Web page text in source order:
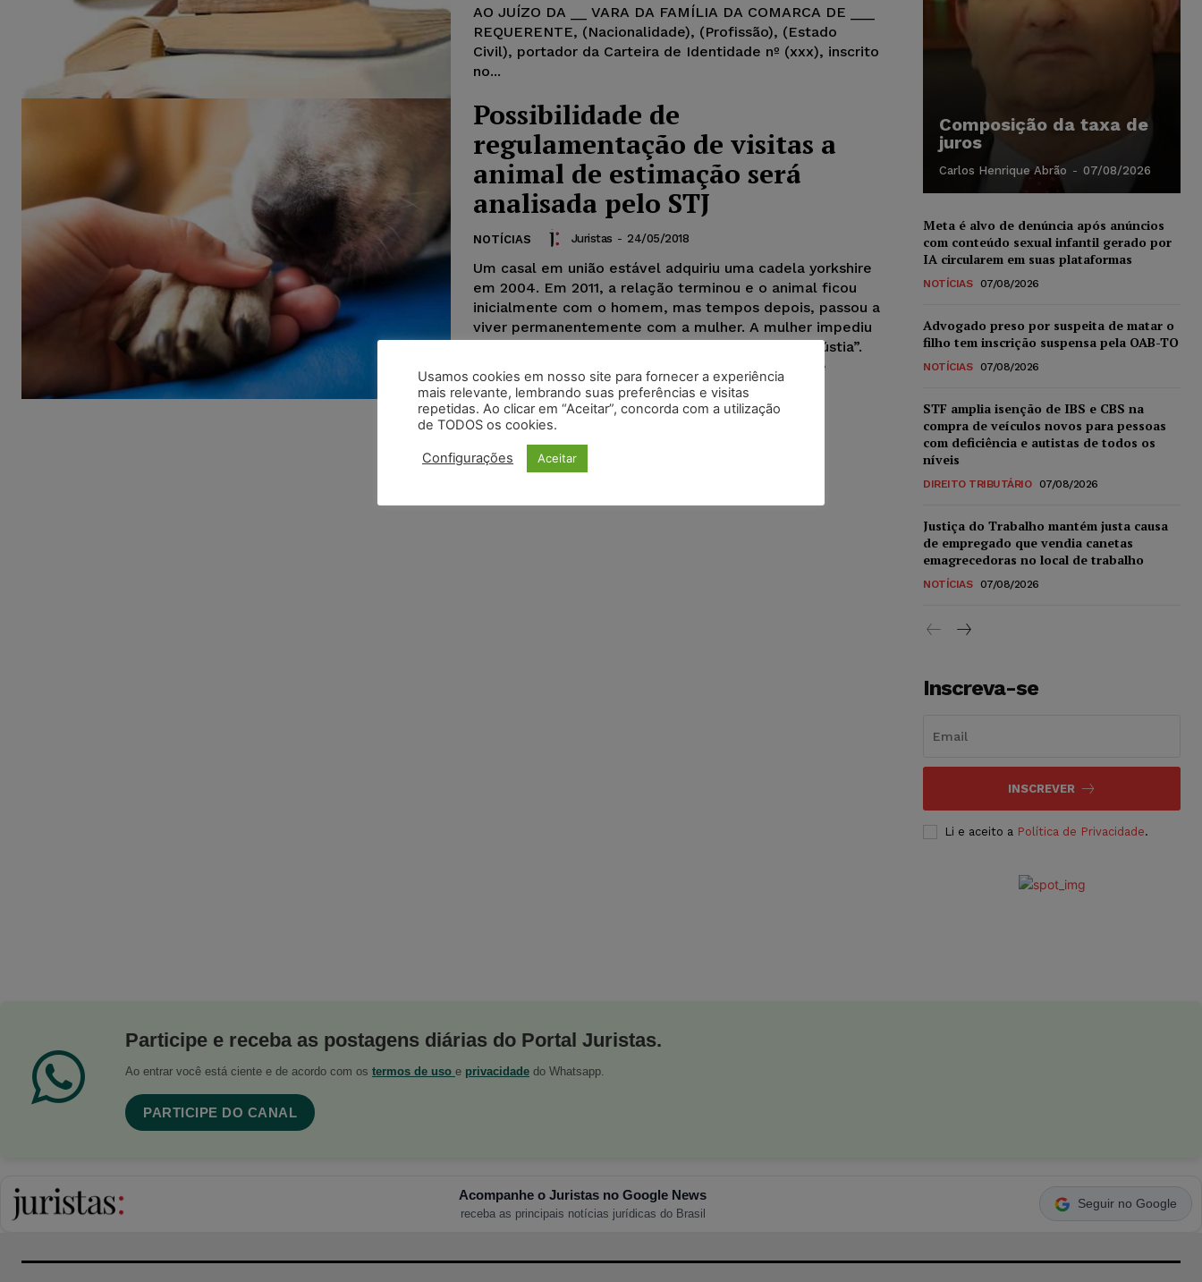
AO JUÍZO DA __ VARA DA FAMÍLIA DA COMARCA DE ___
REQUERENTE, (Nacionalidade), (Profissão), (Estado
Civil), portador da Carteira de Identidade nº (xxx), inscrito
no...
Possibilidade de
regulamentação de visitas a
animal de estimação será
analisada pelo STJ
NOTÍCIAS Juristas - 24/05/2018
Um casal em união estável adquiriu uma cadela yorkshire
em 2004. Em 2011, a relação terminou e o animal ficou
inicialmente com o homem, mas tempos depois, passou a
viver permanentemente com a mulher. A mulher impediu
visitas, causando ao ex-companheiro “intensa angústia”.
Diante da situação, o homem ajuizou uma ação de
regulamentação de visitas.
Composição da taxa de
juros
Carlos Henrique Abrão - 07/08/2026
Meta é alvo de denúncia após anúncios
com conteúdo sexual infantil gerado por
IA circularem em suas plataformas
NOTÍCIAS 07/08/2026
Advogado preso por suspeita de matar o
filho tem inscrição suspensa pela OAB-TO
NOTÍCIAS 07/08/2026
STF amplia isenção de IBS e CBS na
compra de veículos novos para pessoas
com deficiência e autistas de todos os
níveis
DIREITO TRIBUTÁRIO 07/08/2026
Justiça do Trabalho mantém justa causa
de empregado que vendia canetas
emagrecedoras no local de trabalho
NOTÍCIAS 07/08/2026
Inscreva-se
INSCREVER
Li e aceito a Política de Privacidade.
Participe e receba as postagens diárias do Portal Juristas.
Ao entrar você está ciente e de acordo com os termos de uso e privacidade do Whatsapp.
PARTICIPE DO CANAL
Acompanhe o Juristas no Google News
receba as principais notícias jurídicas do Brasil
Seguir no Google
Usamos cookies em nosso site para fornecer a experiência
mais relevante, lembrando suas preferências e visitas
repetidas. Ao clicar em “Aceitar”, concorda com a utilização
de TODOS os cookies.
Configurações Aceitar